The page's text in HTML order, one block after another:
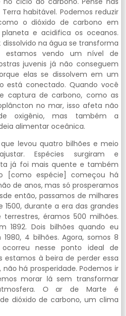
habitável. Podemos reduzir
o dióxido de carbono em
e acidifica os oceanos.
dissolvido na água se transforma
estamos vendo um nível de
juvenis já não conseguem
elas se dissolvem em um
está conectado. Quando você
captura de carbono, como as
no mar, isso afeta não
oxigênio, mas também a
alimentar oceânica.
levou quatro bilhões e meio
Espécies surgiram e
já foi mais quente e também
[como espécie] começou há
de anos, mas só prosperamos
então, passamos de milhares
1500, durante a era das grandes
éramos 500 milhões.
1892. Dois bilhões quando eu
1980, 4 bilhões. Agora, somos 8
ocorreu nesse ponto ideal de
estamos à beira de perder essa
não há prosperidade. Podemos ir
morar lá sem transformar
O ar de Marte é
dióxido de carbono, um clima